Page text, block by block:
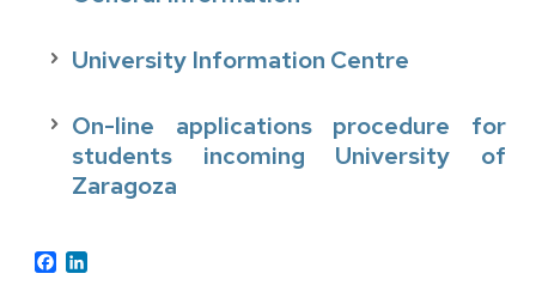
University Information Centre
On-line applications procedure for
students incoming University of
Zaragoza
Facebook